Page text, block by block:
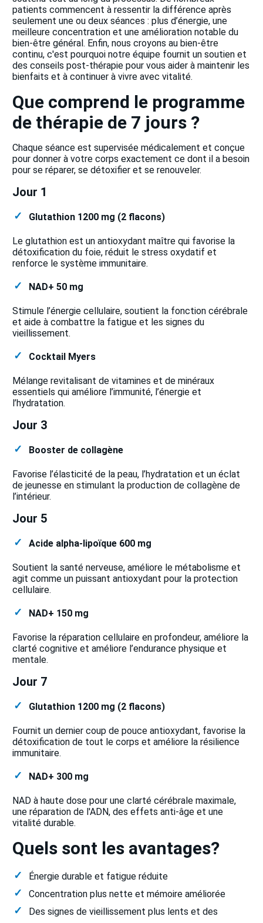
patients commencent à ressentir la différence après
seulement une ou deux séances : plus d’énergie, une
meilleure concentration et une amélioration notable du
bien-être général. Enfin, nous croyons au bien-être
continu, c'est pourquoi notre équipe fournit un soutien et
des conseils post-thérapie pour vous aider à maintenir les
bienfaits et à continuer à vivre avec vitalité.
Que comprend le programme
de thérapie de 7 jours ?
Chaque séance est supervisée médicalement et conçue
pour donner à votre corps exactement ce dont il a besoin
pour se réparer, se détoxifier et se renouveler.
Jour 1
Glutathion 1200 mg (2 flacons)
Le glutathion est un antioxydant maître qui favorise la
détoxification du foie, réduit le stress oxydatif et
renforce le système immunitaire.
NAD+ 50 mg
Stimule l’énergie cellulaire, soutient la fonction cérébrale
et aide à combattre la fatigue et les signes du
vieillissement.
Cocktail Myers
Mélange revitalisant de vitamines et de minéraux
essentiels qui améliore l’immunité, l’énergie et
l’hydratation.
Jour 3
Booster de collagène
Favorise l’élasticité de la peau, l’hydratation et un éclat
de jeunesse en stimulant la production de collagène de
l’intérieur.
Jour 5
Acide alpha-lipoïque 600 mg
Soutient la santé nerveuse, améliore le métabolisme et
agit comme un puissant antioxydant pour la protection
cellulaire.
NAD+ 150 mg
Favorise la réparation cellulaire en profondeur, améliore la
clarté cognitive et améliore l’endurance physique et
mentale.
Jour 7
Glutathion 1200 mg (2 flacons)
Fournit un dernier coup de pouce antioxydant, favorise la
détoxification de tout le corps et améliore la résilience
immunitaire.
NAD+ 300 mg
NAD à haute dose pour une clarté cérébrale maximale,
une réparation de l'ADN, des effets anti-âge et une
vitalité durable.
Quels sont les avantages?
Énergie durable et fatigue réduite
Concentration plus nette et mémoire améliorée
Des signes de vieillissement plus lents et des